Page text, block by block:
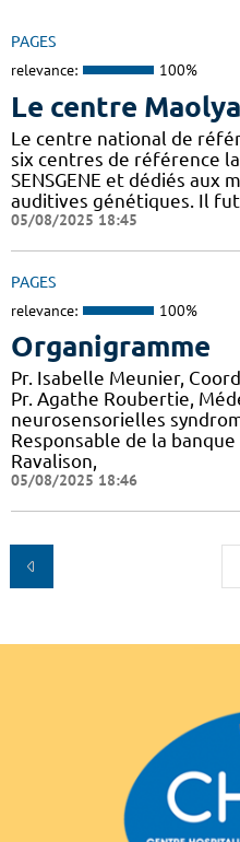
PAGES
relevance: 100%
Le centre Maolya
Le centre national de
six centres de référence
SENSGENE et dédiés aux
auditives génétiques. Il
05/08/2025 18:45
PAGES
relevance: 100%
Organigramme
Pr. Isabelle Meunier,
Pr. Agathe Roubertie,
neurosensorielles
Responsable de la
Ravalison,
05/08/2025 18:46